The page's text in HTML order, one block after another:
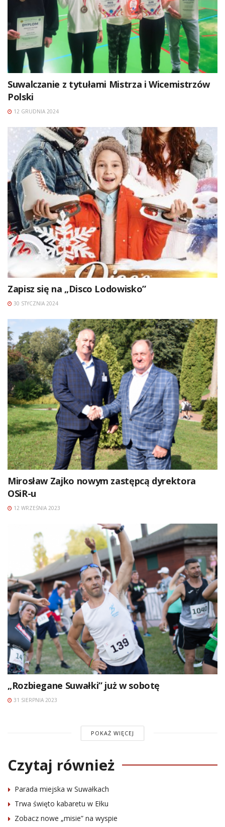
Suwalczanie z tytułami Mistrza i Wicemistrzów
Polski
12 GRUDNIA 2024
Zapisz się na „Disco Lodowisko”
30 STYCZNIA 2024
Mirosław Zajko nowym zastępcą dyrektora
OSiR-u
12 WRZEŚNIA 2023
„Rozbiegane Suwałki” już w sobotę
31 SIERPNIA 2023
POKAŻ WIĘCEJ
Czytaj również
Parada miejska w Suwałkach
Trwa święto kabaretu w Ełku
Zobacz nowe „misie” na wyspie